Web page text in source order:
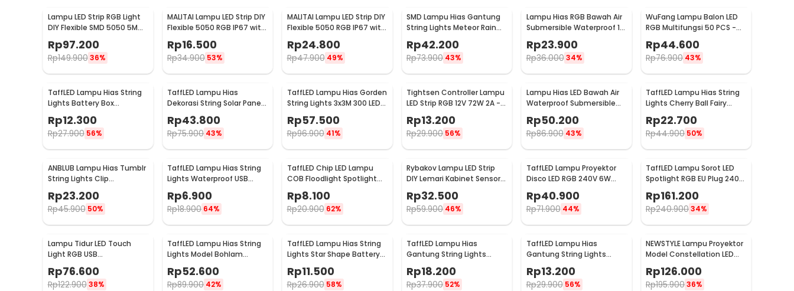
Lampu LED Strip RGB Light
DIY Flexible SMD 5050 5M
Rp97.200
Rp149.900 36%
MALITAI Lampu LED Strip DIY
Flexible 5050 RGB IP67 with
USB Controller 1M -
SMD2835
Rp16.500
Rp34.900 53%
MALITAI Lampu LED Strip DIY
Flexible 5050 RGB IP67 with
USB Controller 2M -
SMD2835
Rp24.800
Rp47.900 49%
SMD Lampu Hias Gantung
String Lights Meteor Rain
Rp42.200
Rp73.900 43%
Lampu Hias RGB Bawah Air
Submersible Waterproof 10
LED with Remote - 13017
Rp23.900
Rp36.000 34%
WuFang Lampu Balon LED
RGB Multifungsi 50 PCS -
Rp44.600
Rp76.900 43%
TaffLED Lampu Hias String
Lights Battery Box
Waterproof 50 LED 5M - G5
Rp12.300
Rp27.900 56%
TaffLED Lampu Hias
Dekorasi String Solar Panel
30 LED 8 Mode 6.5M - 896
Rp43.800
Rp75.900 43%
TaffLED Lampu Hias Gorden
String Lights 3x3M 300 LED
Rp57.500
Rp96.900 41%
Tightsen Controller Lampu
LED Strip RGB 12V 72W 2A -
Rp13.200
Rp29.900 56%
Lampu Hias LED Bawah Air
Waterproof Submersible
13017
Rp50.200
Rp86.900 43%
TaffLED Lampu Hias String
Lights Cherry Ball Fairy
Rp22.700
Rp44.900 50%
ANBLUB Lampu Hias Tumblr
String Lights Clip
Waterproof 20 LED 2M -
0606
Rp23.200
Rp45.900 50%
TaffLED Lampu Hias String
Lights Waterproof USB
Power 50 LED 5M - SZ
Rp6.900
Rp18.900 64%
TaffLED Chip LED Lampu
COB Floodlight Spotlight
220V Cool White 6000K
50W - COB4060-AC220-
50
Rp8.100
Rp20.900 62%
Rybakov Lampu LED Strip
DIY Lemari Kabinet Sensor
Gerak 4.5W 1M - 2835
Rp32.500
Rp59.900 46%
TaffLED Lampu Proyektor
Disco LED RGB 240V 6W
LV-RG
Rp40.900
Rp71.900 44%
TaffLED Lampu Sorot LED
Spotlight RGB EU Plug 240V
10W - L18RG
Rp161.200
Rp240.90034%
Lampu Tidur LED Touch
Light RGB USB
Rechargeable 1500mAh 5V
3W - F8-1
Rp76.600
Rp122.900 38%
TaffLED Lampu Hias String
Lights Model Bohlam
Waterproof 20 LED 5M -
PD039
Rp52.600
Rp89.900 42%
TaffLED Lampu Hias String
Lights Star Shape Battery
Rp11.500
Rp26.900 58%
TaffLED Lampu Hias
Gantung String Lights
Model Bohlam Mini
Waterproof 6M - ZYD0931
Rp18.200
Rp37.900 52%
TaffLED Lampu Hias
Gantung String Lights
Model Bohlam Mini
Waterproof 3M - ZYD0931
Rp13.200
Rp29.900 56%
NEWSTYLE Lampu Proyektor
Model Constellation LED
Night Light 3W 5V - NL-USB
Rp126.000
Rp195.90036%